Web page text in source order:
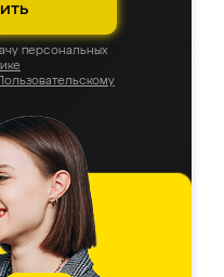
персональных